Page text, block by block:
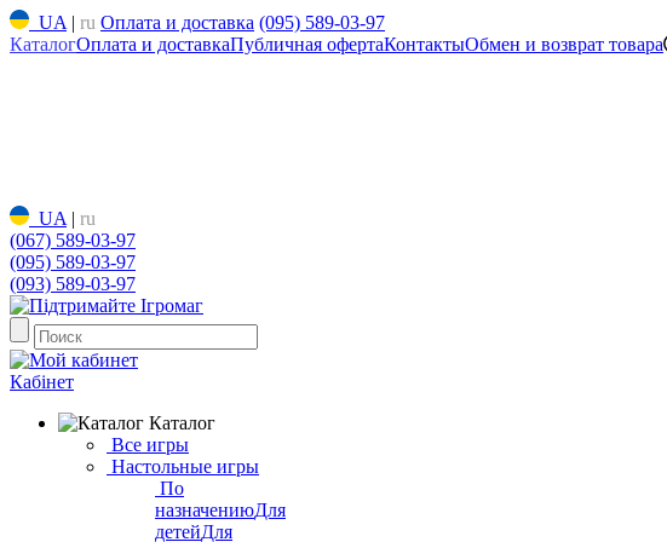
UA | ru Оплата и доставка (095) 589-03-97
КаталогОплата и доставкаПубличная офертаКонтактыОбмен и возврат товара
UA | ru
(067) 589-03-97
(095) 589-03-97
(093) 589-03-97
Кабінет
Каталог
Все игры
Настольные игры
По
назначениюДля
детейДля